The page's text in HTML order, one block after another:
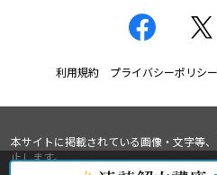
利用規約 プライバシーポリシー
本サイトに掲載されている画像・文字等
止します。